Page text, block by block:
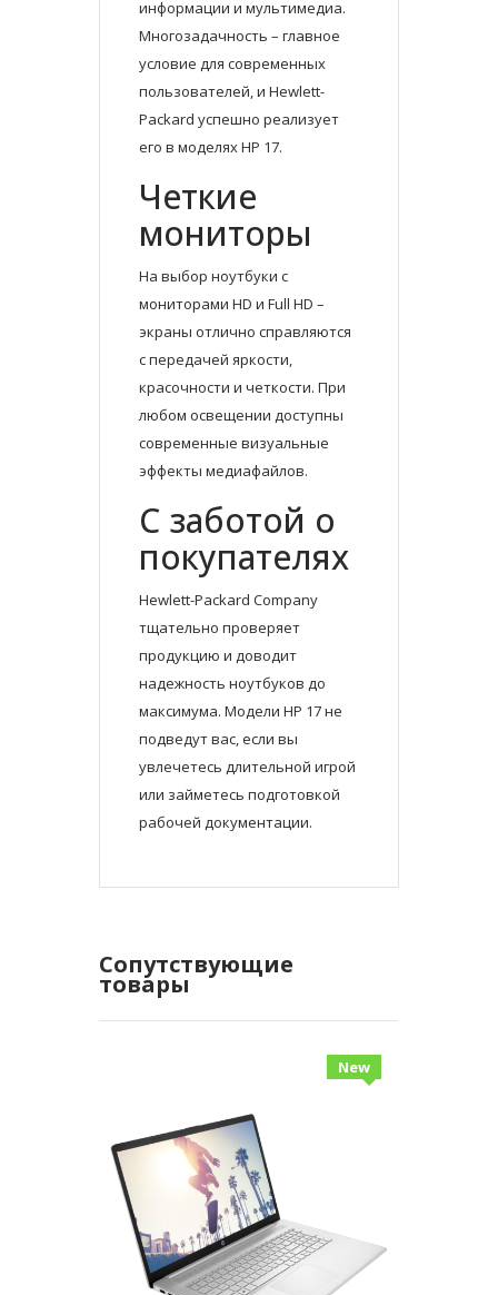
информации и мультимедиа.
Многозадачность – главное
условие для современных
пользователей, и Hewlett-
Packard успешно реализует
его в моделях HP 17.
Четкие
мониторы
На выбор ноутбуки с
мониторами HD и Full HD –
экраны отлично справляются
с передачей яркости,
красочности и четкости. При
любом освещении доступны
современные визуальные
эффекты медиафайлов.
С заботой о
покупателях
Hewlett-Packard Company
тщательно проверяет
продукцию и доводит
надежность ноутбуков до
максимума. Модели HP 17 не
подведут вас, если вы
увлечетесь длительной игрой
или займетесь подготовкой
рабочей документации.
Сопутствующие
товары
New